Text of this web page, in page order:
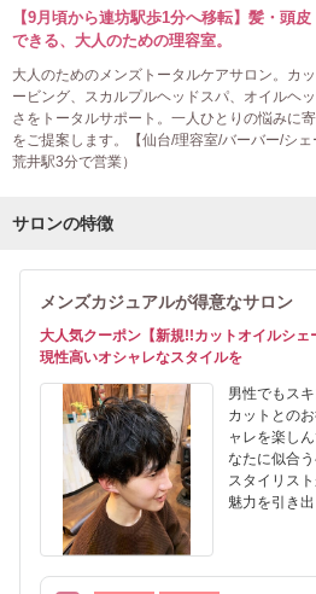
【9月頃から連坊駅歩1分へ移転】髪・頭
できる、大人のための理容室。
大人のためのメンズトータルケアサロン。カ
ービング、スカルプルヘッドスパ、オイルヘ
さをトータルサポート。一人ひとりの悩みに
をご提案します。【仙台/理容室/バーバー/シ
荒井駅3分で営業）
サロンの特徴
メンズカジュアルが得意なサロン
大人気クーポン【新規!!カットオイルシ
現性高いオシャレなスタイルを
男性でもス
カットとの
ャレを楽し
なたに似合
スタイリス
魅力を引き出